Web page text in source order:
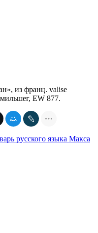
из франц. valise
EW 877.
русского языка Макса